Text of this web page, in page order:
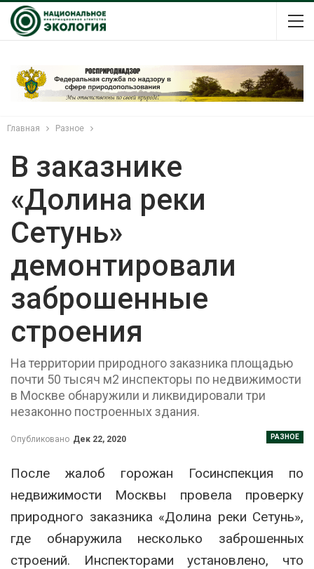
Главная Разное
В заказнике
«Долина реки
Сетунь»
демонтировали
заброшенные
строения
На территории природного заказника площадью
почти 50 тысяч м2 инспекторы по недвижимости
в Москве обнаружили и ликвидировали три
незаконно построенных здания.
РАЗНОЕ
Опубликовано Дек 22, 2020
После жалоб горожан Госинспекция по
недвижимости Москвы провела проверку
природного заказника «Долина реки Сетунь»,
где обнаружила несколько заброшенных
строений. Инспекторами установлено, что